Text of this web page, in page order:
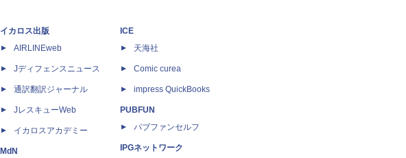
イカロス出版
AIRLINEweb
Jディフェンスニュース
通訳翻訳ジャーナル
JレスキューWeb
イカロスアカデミー
MdN
ICE
天海社
Comic curea
impress QuickBooks
PUBFUN
パブファンセルフ
IPGネットワーク